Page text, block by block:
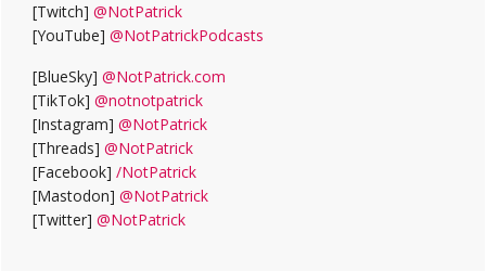
[Twitch] @NotPatrick
[YouTube] @NotPatrickPodcasts
[BlueSky] @NotPatrick.com
[TikTok] @notnotpatrick
[Instagram] @NotPatrick
[Threads] @NotPatrick
[Facebook] /NotPatrick
[Mastodon] @NotPatrick
[Twitter] @NotPatrick